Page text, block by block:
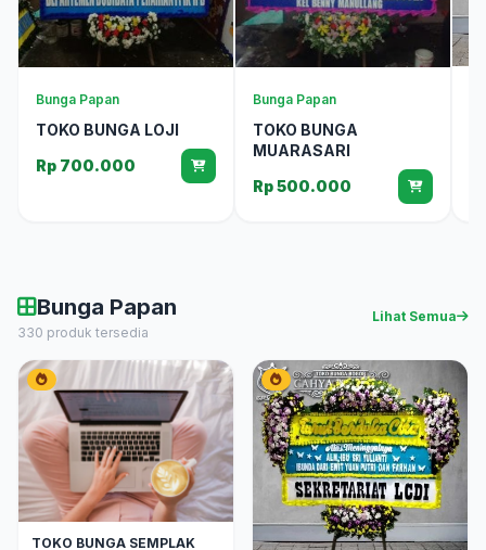
Bunga Papan
TOKO BUNGA LOJI
Rp 700.000
Bunga Papan
TOKO BUNGA
MUARASARI
Rp 500.000
Bunga Papan
330 produk tersedia
Lihat Semua
TOKO BUNGA SEMPLAK